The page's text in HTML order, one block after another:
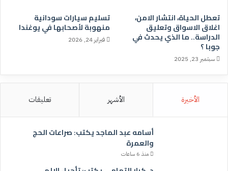
تعطل الحياة، انتشار الامن،
اغلاق الاسواق وتعليق
الدراسة.. ما الذي يحدث في
جوبا ؟
سبتمبر 23, 2025
تسليم سيارات سودانية
منهوبة لأصحابها في يوغندا
فبراير 24, 2026
الأخيرة الأشهر تعليقات
أسامه عبد الماجد يكتب: صراعات الحج
والعمرة
منذ 6 ساعات